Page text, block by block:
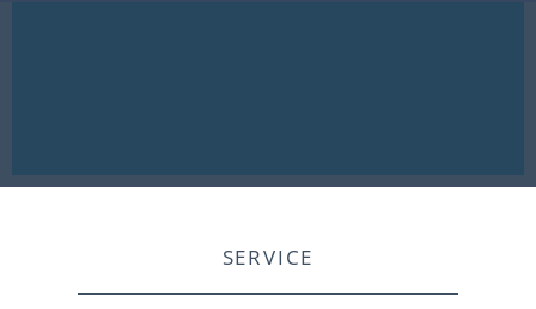
SERVICE